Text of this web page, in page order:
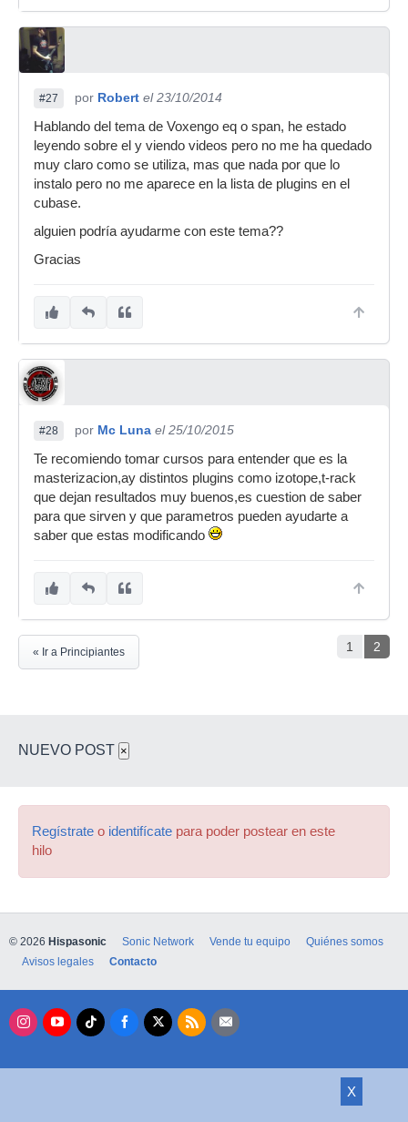
#27 por Robert el 23/10/2014
Hablando del tema de Voxengo eq o span, he estado
leyendo sobre el y viendo videos pero no me ha quedado
muy claro como se utiliza, mas que nada por que lo
instalo pero no me aparece en la lista de plugins en el
cubase.
alguien podría ayudarme con este tema??
Gracias
#28 por Mc Luna el 25/10/2015
Te recomiendo tomar cursos para entender que es la
masterizacion,ay distintos plugins como izotope,t-rack
que dejan resultados muy buenos,es cuestion de saber
para que sirven y que parametros pueden ayudarte a
saber que estas modificando
1 2
« Ir a Principiantes
NUEVO POST ×
Regístrate o identifícate para poder postear en este
hilo
X
© 2026 Hispasonic Sonic Network Vende tu equipo
Quiénes somos
Avisos legales
Contacto